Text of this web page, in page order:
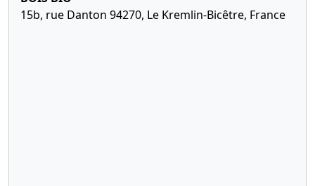
15b, rue Danton 94270, Le Kremlin-Bicêtre, France